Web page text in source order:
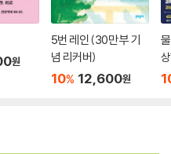
원
5번 레인 (30만 부 기
념 리커버)
10% 12,600원